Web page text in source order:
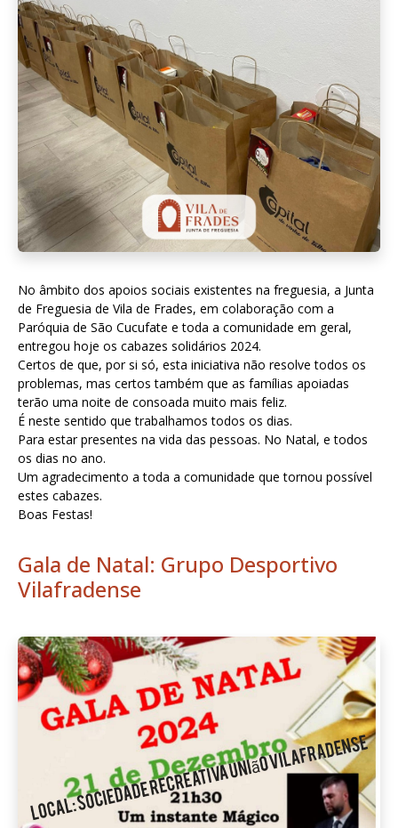
No âmbito dos apoios sociais existentes na freguesia, a Junta
de Freguesia de Vila de Frades, em colaboração com a
Paróquia de São Cucufate e toda a comunidade em geral,
entregou hoje os cabazes solidários 2024.
Certos de que, por si só, esta iniciativa não resolve todos os
problemas, mas certos também que as famílias apoiadas
terão uma noite de consoada muito mais feliz.
É neste sentido que trabalhamos todos os dias.
Para estar presentes na vida das pessoas. No Natal, e todos
os dias no ano.
Um agradecimento a toda a comunidade que tornou possível
estes cabazes.
Boas Festas!
Gala de Natal: Grupo Desportivo
Vilafradense